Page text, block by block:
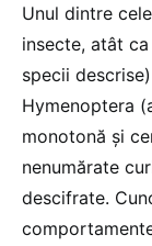
Unul dintre
insecte, atât
specii
Hymenoptera
monotonă şi
nenumărate
descifrate.